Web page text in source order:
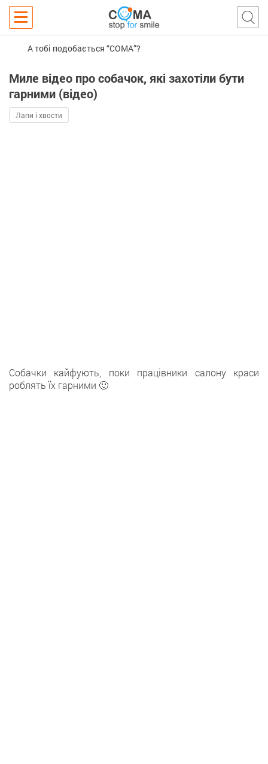
А тобі подобається “COMA”?
Миле відео про собачок, які захотіли бути
гарними (відео)
Лапи і хвости
Собачки кайфують, поки працівники салону краси
роблять їх гарними 🙂